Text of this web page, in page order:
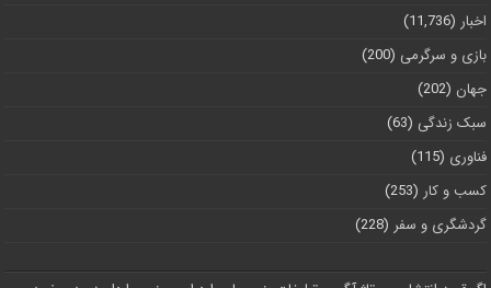
اخبار (11,736)
بازی و سرگرمی (200)
جهان (202)
سبک زندگی (63)
فناوری (115)
کسب و کار (253)
گردشگری و سفر (228)